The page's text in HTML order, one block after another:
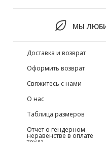
МЫ
Доставка и возврат
Оформить возврат
Свяжитесь с нами
О нас
Таблица размеров
Отчет о гендерном
неравенстве в оплате